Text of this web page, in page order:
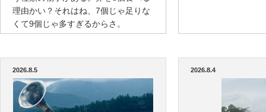
理由かい？それはね、7個じゃ足りな
くて9個じゃ多すぎるからさ。
2026.8.5 2026.8.4